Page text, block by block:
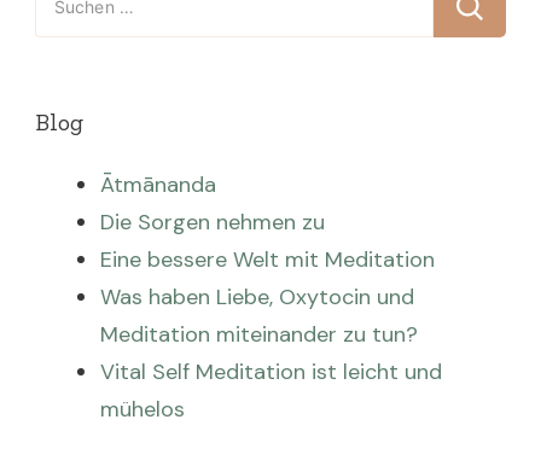
nach:
Blog
Ātmānanda
Die Sorgen nehmen zu
Eine bessere Welt mit Meditation
Was haben Liebe, Oxytocin und
Meditation miteinander zu tun?
Vital Self Meditation ist leicht und
mühelos